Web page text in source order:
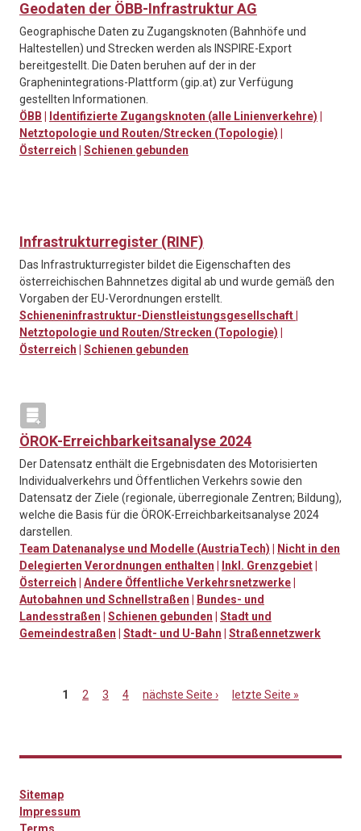
Geodaten der ÖBB-Infrastruktur AG
Geographische Daten zu Zugangsknoten (Bahnhöfe und
Haltestellen) und Strecken werden als INSPIRE-Export
bereitgestellt. Die Daten beruhen auf der in der
Graphenintegrations-Plattform (gip.at) zur Verfügung
gestellten Informationen.
ÖBB
Identifizierte Zugangsknoten (alle Linienverkehre)
Netztopologie und Routen/Strecken (Topologie)
Österreich
Schienen gebunden
Infrastrukturregister (RINF)
Das Infrastrukturregister bildet die Eigenschaften des
österreichischen Bahnnetzes digital ab und wurde gemäß den
Vorgaben der EU-Verordnungen erstellt.
Schieneninfrastruktur-Dienstleistungsgesellschaft
Netztopologie und Routen/Strecken (Topologie)
Österreich
Schienen gebunden
ÖROK-Erreichbarkeitsanalyse 2024
Der Datensatz enthält die Ergebnisdaten des Motorisierten
Individualverkehrs und Öffentlichen Verkehrs sowie den
Datensatz der Ziele (regionale, überregionale Zentren; Bildung),
welche die Basis für die ÖROK-Erreichbarkeitsanalyse 2024
darstellen.
Team Datenanalyse und Modelle (AustriaTech)
Nicht in den
Delegierten Verordnungen enthalten
Inkl. Grenzgebiet
Österreich
Andere Öffentliche Verkehrsnetzwerke
Autobahnen und Schnellstraßen
Bundes- und
Landesstraßen
Schienen gebunden
Stadt und
Gemeindestraßen
Stadt- und U-Bahn Straßennetzwerk
1 2 3 4 nächste Seite › letzte Seite »
Sitemap
Impressum